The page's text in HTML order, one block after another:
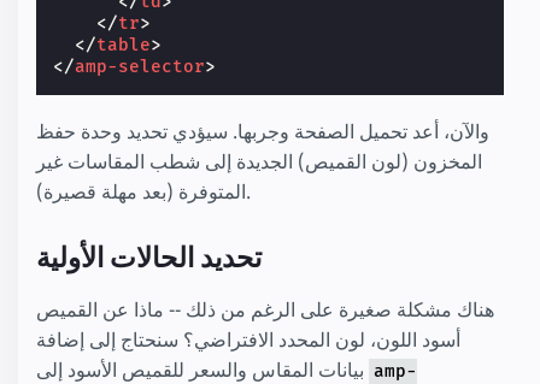
</tr>
</table>
</amp-selector>
والآن، أعد تحميل الصفحة وجربها. سيؤدي تحديد وحدة حفظ
المخزون (لون القميص) الجديدة إلى شطب المقاسات غير
المتوفرة (بعد مهلة قصيرة).
تحديد الحالات الأولية
هناك مشكلة صغيرة على الرغم من ذلك -- ماذا عن القميص
أسود اللون، لون المحدد الافتراضي؟ سنحتاج إلى إضافة
amp-